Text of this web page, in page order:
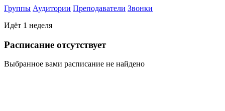
Группы Аудитории Преподаватели Звонки
Идёт 1 неделя
Раcписание отсутствует
Выбранное вами расписание не найдено